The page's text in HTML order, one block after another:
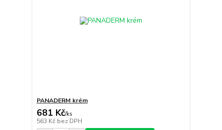
PANADERM krém
681 Kč/ks
563 Kč bez DPH